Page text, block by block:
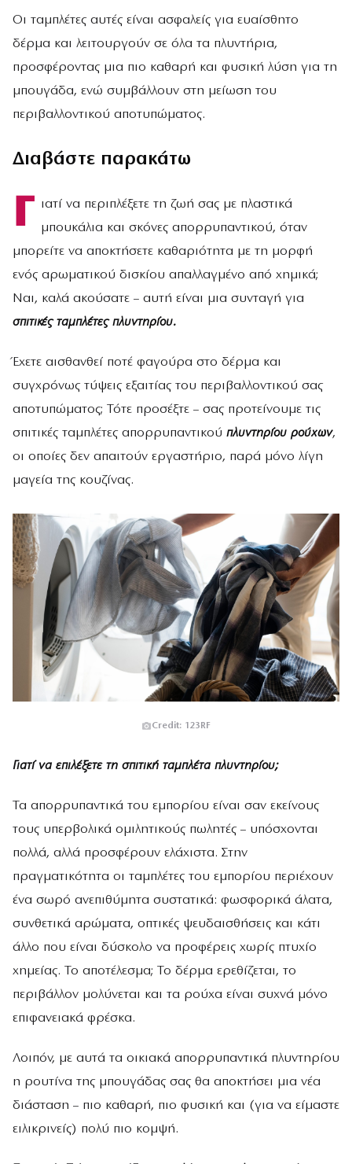
Οι ταμπλέτες αυτές είναι ασφαλείς για ευαίσθητο
δέρμα και λειτουργούν σε όλα τα πλυντήρια,
προσφέροντας μια πιο καθαρή και φυσική λύση για τη
μπουγάδα, ενώ συμβάλλουν στη μείωση του
περιβαλλοντικού αποτυπώματος.
Διαβάστε παρακάτω
Γ ιατί να περιπλέξετε τη ζωή σας με πλαστικά
μπουκάλια και σκόνες απορρυπαντικού, όταν
μπορείτε να αποκτήσετε καθαριότητα με τη μορφή
ενός αρωματικού δισκίου απαλλαγμένο από χημικά;
Ναι, καλά ακούσατε – αυτή είναι μια συνταγή για
σπιτικές ταμπλέτες πλυντηρίου.
Έχετε αισθανθεί ποτέ φαγούρα στο δέρμα και
συγχρόνως τύψεις εξαιτίας του περιβαλλοντικού σας
αποτυπώματος; Τότε προσέξτε – σας προτείνουμε τις
σπιτικές ταμπλέτες απορρυπαντικού πλυντηρίου ρούχων,
οι οποίες δεν απαιτούν εργαστήριο, παρά μόνο λίγη
μαγεία της κουζίνας.
Credit: 123RF
Γιατί να επιλέξετε τη σπιτική ταμπλέτα πλυντηρίου;
Τα απορρυπαντικά του εμπορίου είναι σαν εκείνους
τους υπερβολικά ομιλητικούς πωλητές – υπόσχονται
πολλά, αλλά προσφέρουν ελάχιστα. Στην
πραγματικότητα οι ταμπλέτες του εμπορίου περιέχουν
ένα σωρό ανεπιθύμητα συστατικά: φωσφορικά άλατα,
συνθετικά αρώματα, οπτικές ψευδαισθήσεις και κάτι
άλλο που είναι δύσκολο να προφέρεις χωρίς πτυχίο
χημείας. Το αποτέλεσμα; Το δέρμα ερεθίζεται, το
περιβάλλον μολύνεται και τα ρούχα είναι συχνά μόνο
επιφανειακά φρέσκα.
Λοιπόν, με αυτά τα οικιακά απορρυπαντικά πλυντηρίου
η ρουτίνα της μπουγάδας σας θα αποκτήσει μια νέα
διάσταση – πιο καθαρή, πιο φυσική και (για να είμαστε
ειλικρινείς) πολύ πιο κομψή.